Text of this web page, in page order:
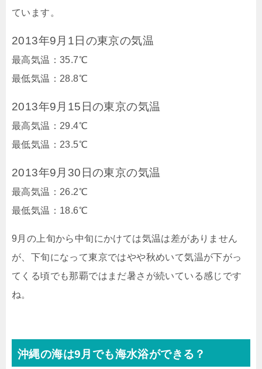
ています。
2013年9月1日の東京の気温
最高気温：35.7℃
最低気温：28.8℃
2013年9月15日の東京の気温
最高気温：29.4℃
最低気温：23.5℃
2013年9月30日の東京の気温
最高気温：26.2℃
最低気温：18.6℃
9月の上旬から中旬にかけては気温は差がありません
が、下旬になって東京ではやや秋めいて気温が下がっ
てくる頃でも那覇ではまだ暑さが続いている感じです
ね。
沖縄の海は9月でも海水浴ができる？